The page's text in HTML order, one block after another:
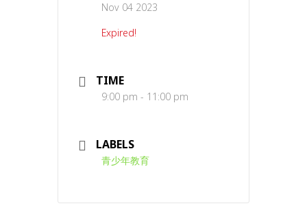
Nov 04 2023
Expired!
TIME
9:00 pm - 11:00 pm
LABELS
青少年教育